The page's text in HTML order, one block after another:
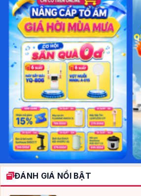
ĐÁNH GIÁ NỔI BẬT